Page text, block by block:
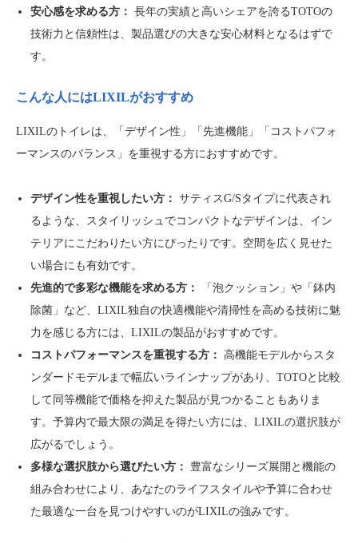
安心感を求める方： 長年の実績と高いシェアを誇るTOTOの
技術力と信頼性は、製品選びの大きな安心材料となるはずで
す。
こんな人にはLIXILがおすすめ
LIXILのトイレは、「デザイン性」「先進機能」「コストパフォ
ーマンスのバランス」を重視する方におすすめです。
デザイン性を重視したい方： サティスG/Sタイプに代表され
るような、スタイリッシュでコンパクトなデザインは、イン
テリアにこだわりたい方にぴったりです。空間を広く見せた
い場合にも有効です。
先進的で多彩な機能を求める方：
「泡クッション」や「鉢内
除菌」など、LIXIL独自の快適機能や清掃性を高める技術に魅
力を感じる方には、LIXILの製品がおすすめです。
コストパフォーマンスを重視する方： 高機能モデルからスタ
ンダードモデルまで幅広いラインナップがあり、TOTOと比較
して同等機能で価格を抑えた製品が見つかることもありま
す。予算内で最大限の満足を得たい方には、LIXILの選択肢が
広がるでしょう。
多様な選択肢から選びたい方：
豊富なシリーズ展開と機能の
組み合わせにより、あなたのライフスタイルや予算に合わせ
た最適な一台を見つけやすいのがLIXILの強みです。